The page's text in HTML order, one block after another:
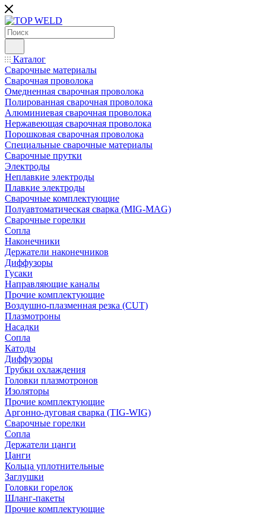
Каталог
Сварочные материалы
Сварочная проволока
Омедненная сварочная проволока
Полированная сварочная проволока
Алюминиевая сварочная проволока
Нержавеющая сварочная проволока
Порошковая сварочная проволока
Специальные сварочные материалы
Сварочные прутки
Электроды
Неплавкие электроды
Плавкие электроды
Сварочные комплектующие
Полуавтоматическая сварка (MIG-MAG)
Сварочные горелки
Сопла
Наконечники
Держатели наконечников
Диффузоры
Гусаки
Направляющие каналы
Прочие комплектующие
Воздушно-плазменная резка (CUT)
Плазмотроны
Насадки
Сопла
Катоды
Диффузоры
Трубки охлаждения
Головки плазмотронов
Изоляторы
Прочие комплектующие
Аргонно-дуговая сварка (TIG-WIG)
Сварочные горелки
Сопла
Держатели цанги
Цанги
Кольца уплотнительные
Заглушки
Головки горелок
Шланг-пакеты
Прочие комплектующие